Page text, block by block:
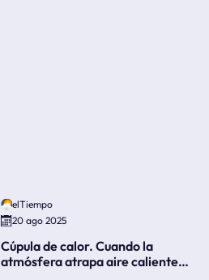
elTiempo
20 ago 2025
Cúpula de calor. Cuando la
atmósfera atrapa aire caliente